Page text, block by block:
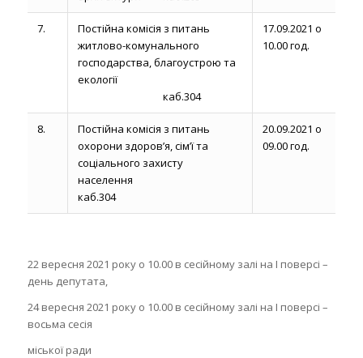
7.
Постійна комісія з питань
житлово-комунального
господарства, благоустрою та
екології
каб.304
17.09.2021 о
10.00 год.
8.
Постійна комісія з питань
охорони здоров’я, сім’ї та
соціального захисту
населення
каб.304
20.09.2021 о
09.00 год.
22 вересня 2021 року о 10.00 в сесійному залі на І поверсі –
день депутата,
24 вересня 2021 року о 10.00 в сесійному залі на І поверсі –
восьма сесія
міської ради